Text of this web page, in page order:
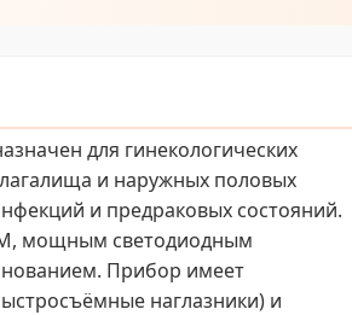
для гинекологических
и наружных половых
и предраковых состояний.
мощным светодиодным
Прибор имеет
наглазники) и